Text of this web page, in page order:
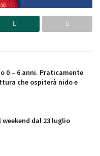
0 – 6 anni. Praticamente
che ospiterà nido e
dal 23 luglio